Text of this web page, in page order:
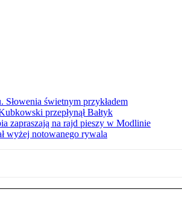
świetnym przykładem
przepłynął Bałtyk
zapraszają na rajd pieszy w Modlinie
wyżej notowanego rywala